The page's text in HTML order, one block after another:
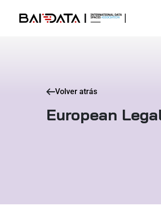
Volver atrás
European